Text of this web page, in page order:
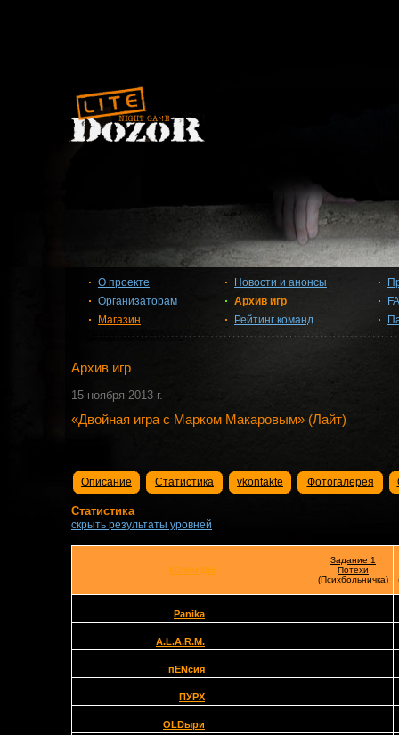
О проекте
Организаторам
Магазин
Новости и анонсы
Архив игр
Рейтинг команд
Архив игр
15 ноября 2013 г.
«Двойная игра с Марком Макаровым» (Лайт)
Описание Статистика vkontakte Фотогалерея
Статистика
скрыть результаты уровней
КОМАНДЫ
Задание 1
Потехи
(Психбольничка)
Panika
A.L.A.R.M.
пENсия
ПУРХ
OLDыри